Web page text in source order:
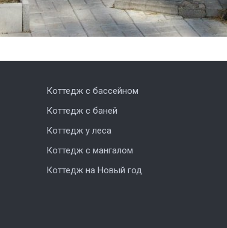
Коттедж с бассейном
Коттедж с баней
Коттедж у леса
Коттедж с мангалом
Коттедж на Новый год